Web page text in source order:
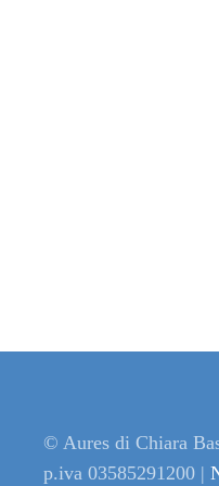
© Aures di Chiara
p.iva 03585291200 |